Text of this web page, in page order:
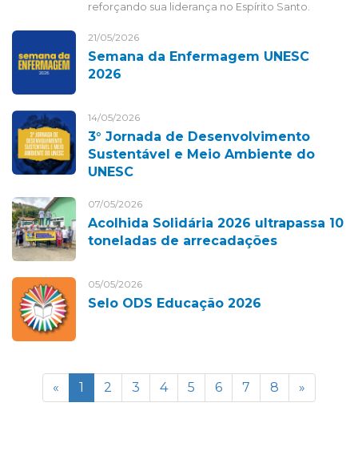
reforçando sua liderança no Espírito Santo.
21/05/2026
Semana da Enfermagem UNESC
2026
14/05/2026
3° Jornada de Desenvolvimento
Sustentável e Meio Ambiente do
UNESC
07/05/2026
Acolhida Solidária 2026 ultrapassa 10
toneladas de arrecadações
05/05/2026
Selo ODS Educação 2026
« 1 2 3 4 5 6 7 8 »